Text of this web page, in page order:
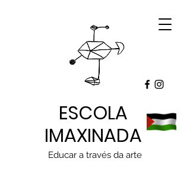
ESCOLA
IMAXINADA
Educar a través da arte